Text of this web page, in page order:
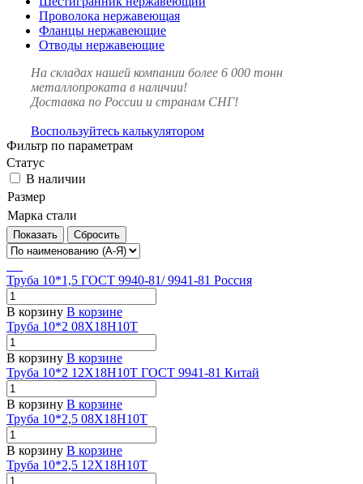
Проволока нержавеющая
Фланцы нержавеющие
Отводы нержавеющие
На складах нашей компании более 6 000 тонн
металлопроката в наличии!
Доставка по России и странам СНГ!
Воспользуйтесь калькулятором
Фильтр по параметрам
Статус
В наличии
Размер
Марка стали
Сбросить
Труба 10*1,5 ГОСТ 9940-81/ 9941-81 Россия
В корзину В корзине
Труба 10*2 08Х18Н10Т
В корзину В корзине
Труба 10*2 12Х18Н10Т ГОСТ 9941-81 Китай
В корзину В корзине
Труба 10*2,5 08Х18Н10Т
В корзину В корзине
Труба 10*2,5 12Х18Н10Т